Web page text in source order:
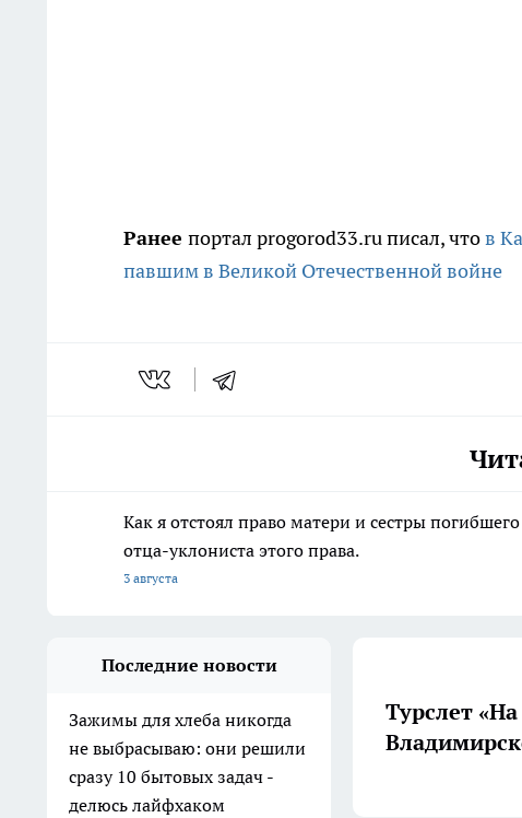
Ранее портал progorod33.ru писал, чтов
павшим в Великой Отечественной войне
Как я отстоял право матери и сестры
отца-уклониста этого права.
3 августа
Последние новости
Зажимы для хлеба никогда
не выбрасываю: они решили
сразу 10 бытовых задач -
делюсь лайфхаком
Турслет